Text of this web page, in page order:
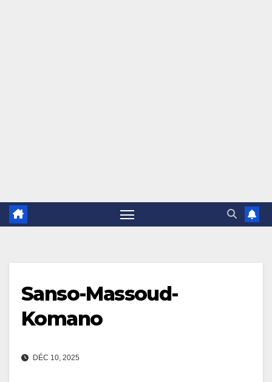
Sanso-Massoud-
Komano
DÉC 10, 2025